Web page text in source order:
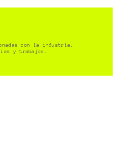
con la industria.
y trabajos.